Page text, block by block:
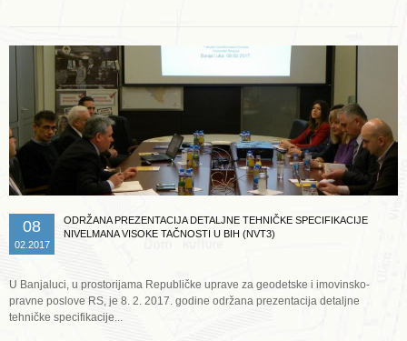
08
02.2017
ODRŽANA PREZENTACIJA DETALJNE TEHNIČKE SPECIFIKACIJE
NIVELMANA VISOKE TAČNOSTI U BIH (NVT3)
U Banjaluci, u prostorijama Republičke uprave za geodetske i imovinsko-
pravne poslove RS, je 8. 2. 2017. godine održana prezentacija detaljne
tehničke specifikacije...